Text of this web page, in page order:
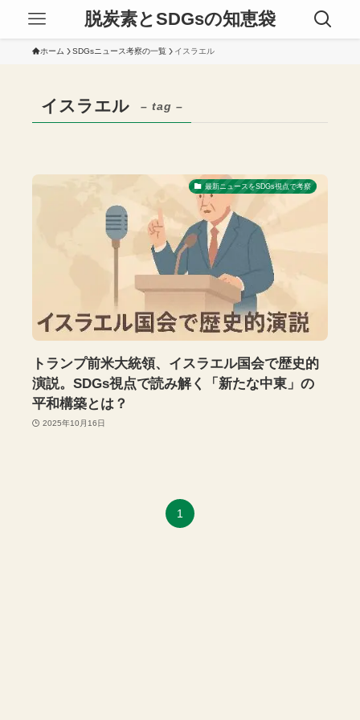
脱炭素とSDGsの知恵袋
ホーム SDGsニュース考察の一覧 イスラエル
イスラエル – tag –
最新ニュースをSDGs視点で考察
トランプ前米大統領、イスラエル国会で歴史的
演説。SDGs視点で読み解く「新たな中東」の
平和構築とは？
2025年10月16日
1